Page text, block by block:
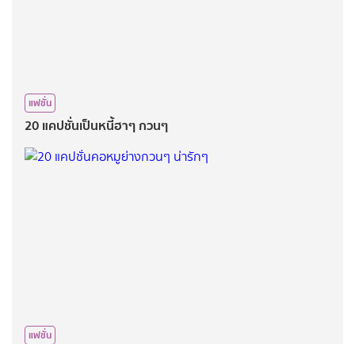
แฟชั่น
20 แคปชั่นเป็นหนี้ฮาๆ กวนๆ
แฟชั่น